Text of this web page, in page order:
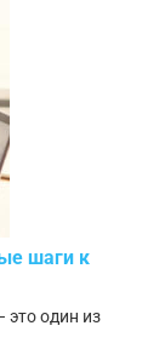
шаги к
это один из